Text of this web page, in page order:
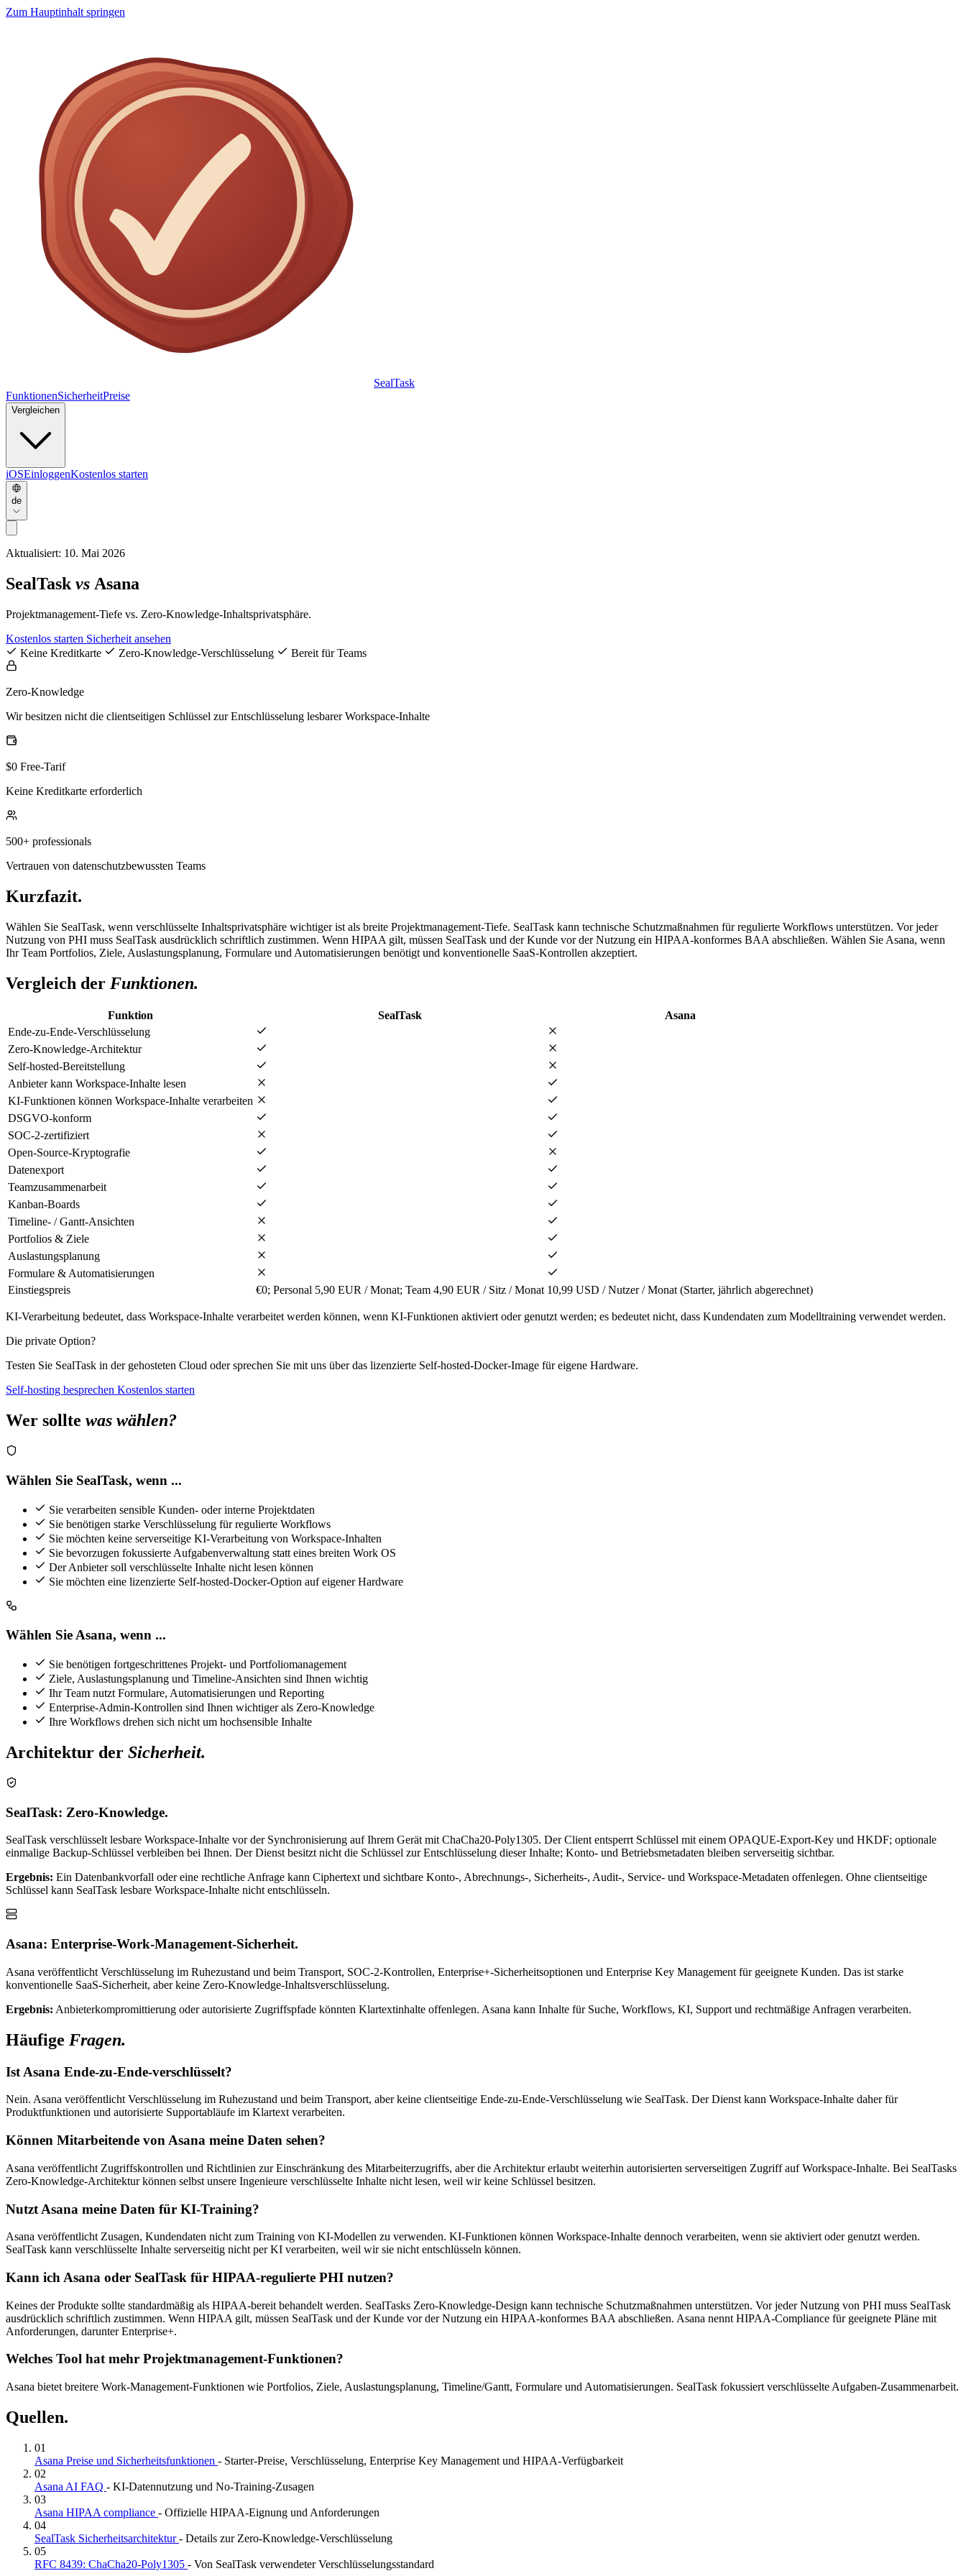
Zum Hauptinhalt springen
SealTask
FunktionenSicherheitPreise
Vergleichen
iOSEinloggenKostenlos starten
de
Aktualisiert: 10. Mai 2026
SealTask vs Asana
Projektmanagement-Tiefe vs. Zero-Knowledge-Inhaltsprivatsphäre.
Kostenlos starten Sicherheit ansehen
Keine Kreditkarte
Zero-Knowledge-Verschlüsselung Bereit für Teams
Zero-Knowledge
Wir besitzen nicht die clientseitigen Schlüssel zur Entschlüsselung lesbarer Workspace-Inhalte
$0 Free-Tarif
Keine Kreditkarte erforderlich
500+ professionals
Vertrauen von datenschutzbewussten Teams
Kurzfazit.
Wählen Sie SealTask, wenn verschlüsselte Inhaltsprivatsphäre wichtiger ist als breite Projektmanagement-Tiefe. SealTask kann technische Schutzmaßnahmen für regulierte Workflows unterstützen. Vor jeder
Nutzung von PHI muss SealTask ausdrücklich schriftlich zustimmen. Wenn HIPAA gilt, müssen SealTask und der Kunde vor der Nutzung ein HIPAA-konformes BAA abschließen. Wählen Sie Asana, wenn
Ihr Team Portfolios, Ziele, Auslastungsplanung, Formulare und Automatisierungen benötigt und konventionelle SaaS-Kontrollen akzeptiert.
Vergleich der Funktionen.
Funktion SealTask
Asana
Ende-zu-Ende-Verschlüsselung
Zero-Knowledge-Architektur
Self-hosted-Bereitstellung
Anbieter kann Workspace-Inhalte lesen
KI-Funktionen können Workspace-Inhalte verarbeiten
DSGVO-konform
SOC-2-zertifiziert
Open-Source-Kryptografie
Datenexport
Teamzusammenarbeit
Kanban-Boards
Timeline- / Gantt-Ansichten
Portfolios & Ziele
Auslastungsplanung
Formulare & Automatisierungen
Einstiegspreis
€0; Personal 5,90 EUR / Monat; Team 4,90 EUR / Sitz / Monat 10,99 USD / Nutzer / Monat (Starter, jährlich abgerechnet)
KI-Verarbeitung bedeutet, dass Workspace-Inhalte verarbeitet werden können, wenn KI-Funktionen aktiviert oder genutzt werden; es bedeutet nicht, dass Kundendaten zum Modelltraining verwendet werden.
Die private Option?
Testen Sie SealTask in der gehosteten Cloud oder sprechen Sie mit uns über das lizenzierte Self-hosted-Docker-Image für eigene Hardware.
Self-hosting besprechen Kostenlos starten
Wer sollte was wählen?
Wählen Sie SealTask, wenn ...
Sie verarbeiten sensible Kunden- oder interne Projektdaten
Sie benötigen starke Verschlüsselung für regulierte Workflows
Sie möchten keine serverseitige KI-Verarbeitung von Workspace-Inhalten
Sie bevorzugen fokussierte Aufgabenverwaltung statt eines breiten Work OS
Der Anbieter soll verschlüsselte Inhalte nicht lesen können
Sie möchten eine lizenzierte Self-hosted-Docker-Option auf eigener Hardware
Wählen Sie Asana, wenn ...
Sie benötigen fortgeschrittenes Projekt- und Portfoliomanagement
Ziele, Auslastungsplanung und Timeline-Ansichten sind Ihnen wichtig
Ihr Team nutzt Formulare, Automatisierungen und Reporting
Enterprise-Admin-Kontrollen sind Ihnen wichtiger als Zero-Knowledge
Ihre Workflows drehen sich nicht um hochsensible Inhalte
Architektur der Sicherheit.
SealTask: Zero-Knowledge.
SealTask verschlüsselt lesbare Workspace-Inhalte vor der Synchronisierung auf Ihrem Gerät mit ChaCha20-Poly1305. Der Client entsperrt Schlüssel mit einem OPAQUE-Export-Key und HKDF; optionale
einmalige Backup-Schlüssel verbleiben bei Ihnen. Der Dienst besitzt nicht die Schlüssel zur Entschlüsselung dieser Inhalte; Konto- und Betriebsmetadaten bleiben serverseitig sichtbar.
Ergebnis: Ein Datenbankvorfall oder eine rechtliche Anfrage kann Ciphertext und sichtbare Konto-, Abrechnungs-, Sicherheits-, Audit-, Service- und Workspace-Metadaten offenlegen. Ohne clientseitige
Schlüssel kann SealTask lesbare Workspace-Inhalte nicht entschlüsseln.
Asana: Enterprise-Work-Management-Sicherheit.
Asana veröffentlicht Verschlüsselung im Ruhezustand und beim Transport, SOC-2-Kontrollen, Enterprise+-Sicherheitsoptionen und Enterprise Key Management für geeignete Kunden. Das ist starke
konventionelle SaaS-Sicherheit, aber keine Zero-Knowledge-Inhaltsverschlüsselung.
Ergebnis: Anbieterkompromittierung oder autorisierte Zugriffspfade könnten Klartextinhalte offenlegen. Asana kann Inhalte für Suche, Workflows, KI, Support und rechtmäßige Anfragen verarbeiten.
Häufige Fragen.
Ist Asana Ende-zu-Ende-verschlüsselt?
Nein. Asana veröffentlicht Verschlüsselung im Ruhezustand und beim Transport, aber keine clientseitige Ende-zu-Ende-Verschlüsselung wie SealTask. Der Dienst kann Workspace-Inhalte daher für
Produktfunktionen und autorisierte Supportabläufe im Klartext verarbeiten.
Können Mitarbeitende von Asana meine Daten sehen?
Asana veröffentlicht Zugriffskontrollen und Richtlinien zur Einschränkung des Mitarbeiterzugriffs, aber die Architektur erlaubt weiterhin autorisierten serverseitigen Zugriff auf Workspace-Inhalte. Bei SealTasks
Zero-Knowledge-Architektur können selbst unsere Ingenieure verschlüsselte Inhalte nicht lesen, weil wir keine Schlüssel besitzen.
Nutzt Asana meine Daten für KI-Training?
Asana veröffentlicht Zusagen, Kundendaten nicht zum Training von KI-Modellen zu verwenden. KI-Funktionen können Workspace-Inhalte dennoch verarbeiten, wenn sie aktiviert oder genutzt werden.
SealTask kann verschlüsselte Inhalte serverseitig nicht per KI verarbeiten, weil wir sie nicht entschlüsseln können.
Kann ich Asana oder SealTask für HIPAA-regulierte PHI nutzen?
Keines der Produkte sollte standardmäßig als HIPAA-bereit behandelt werden. SealTasks Zero-Knowledge-Design kann technische Schutzmaßnahmen unterstützen. Vor jeder Nutzung von PHI muss SealTask
ausdrücklich schriftlich zustimmen. Wenn HIPAA gilt, müssen SealTask und der Kunde vor der Nutzung ein HIPAA-konformes BAA abschließen. Asana nennt HIPAA-Compliance für geeignete Pläne mit
Anforderungen, darunter Enterprise+.
Welches Tool hat mehr Projektmanagement-Funktionen?
Asana bietet breitere Work-Management-Funktionen wie Portfolios, Ziele, Auslastungsplanung, Timeline/Gantt, Formulare und Automatisierungen. SealTask fokussiert verschlüsselte Aufgaben-Zusammenarbeit.
Quellen.
01
Asana Preise und Sicherheitsfunktionen - Starter-Preise, Verschlüsselung, Enterprise Key Management und HIPAA-Verfügbarkeit
02
Asana AI FAQ - KI-Datennutzung und No-Training-Zusagen
03
Asana HIPAA compliance - Offizielle HIPAA-Eignung und Anforderungen
04
SealTask Sicherheitsarchitektur- Details zur Zero-Knowledge-Verschlüsselung
05
RFC 8439: ChaCha20-Poly1305 - Von SealTask verwendeter Verschlüsselungsstandard